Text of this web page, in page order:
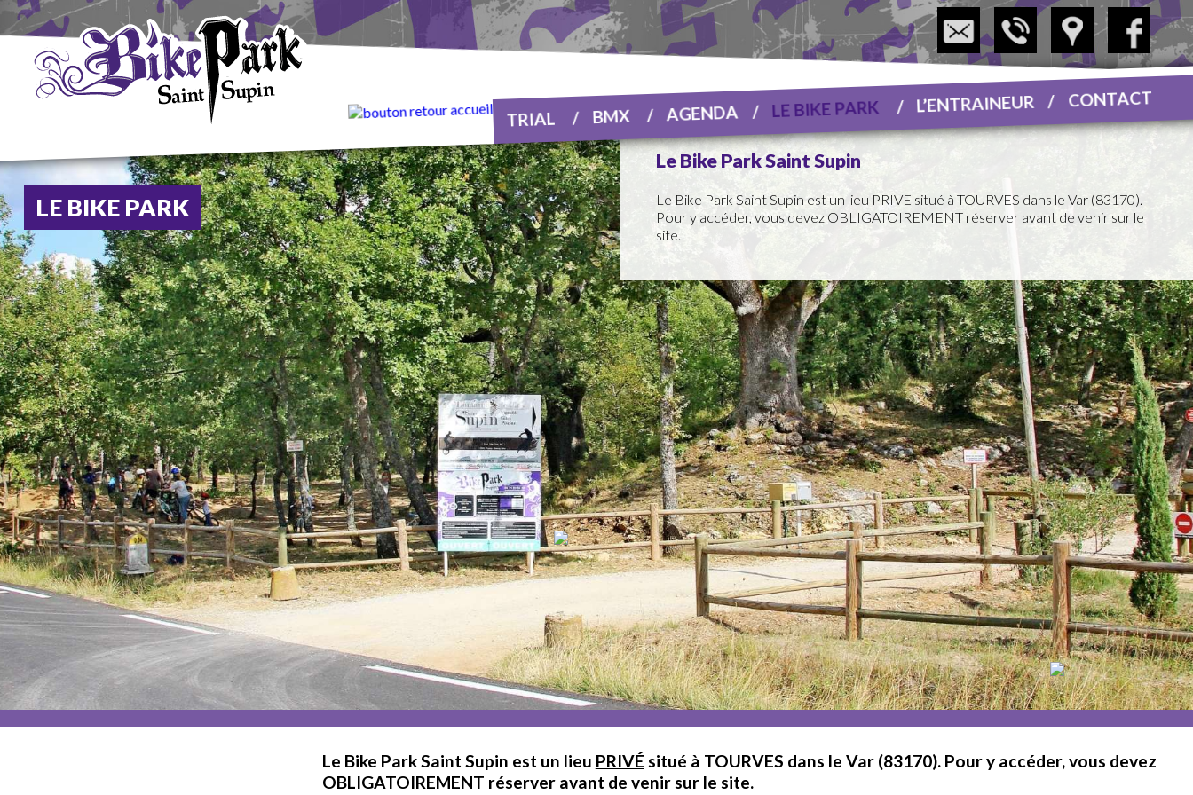
TRIAL BMX AGENDA LE BIKE PARK L’ENTRAINEUR CONTACT
LE BIKE PARK
Le Bike Park Saint Supin
Le Bike Park Saint Supin est un lieu PRIVE situé à TOURVES dans le Var (83170).
Pour y accéder, vous devez OBLIGATOIREMENT réserver avant de venir sur le
site.
Le Bike Park Saint Supin est un lieu PRIVÉ situé à TOURVES dans le Var (83170). Pour y accéder, vous devez
OBLIGATOIREMENT réserver avant de venir sur le site.